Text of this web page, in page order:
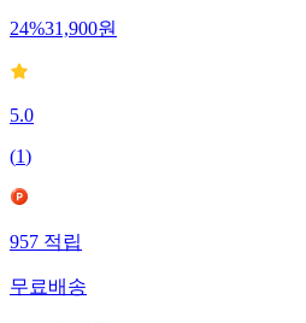
24%31,900원
5.0
(1)
957적립
무료배송